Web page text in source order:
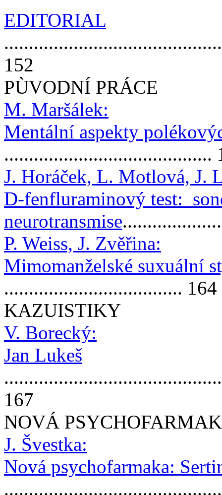
EDITORIAL
152
PÙVODNÍ PRÁCE
M. Maršálek:
Mentální aspekty
..........................................
J. Horáček, L. Motlová, J.
D-fenfluraminový test:
neurotransmise
P. Weiss, J. Zvěřina:
Mimomanželské suxuální
.................................... 164
KAZUISTIKY
V. Borecký:
Jan Lukeš
167
NOVÁ
J. Švestka:
Nová psychofarmaka: